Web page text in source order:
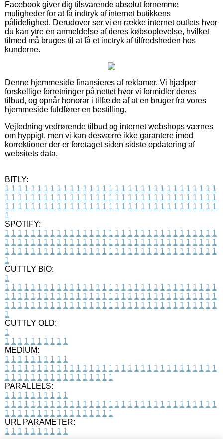
Facebook giver dig tilsvarende absolut fornemme
muligheder for at få indtryk af internet butikkens
pålidelighed. Derudover ser vi en række internet outlets hvor
du kan ytre en anmeldelse af deres købsoplevelse, hvilket
tilmed må bruges til at få et indtryk af tilfredsheden hos
kunderne.
Denne hjemmeside finansieres af reklamer. Vi hjælper
forskellige forretninger på nettet hvor vi formidler deres
tilbud, og opnår honorar i tilfælde af at en bruger fra vores
hjemmeside fuldfører en bestilling.
Vejledning vedrørende tilbud og internet webshops værnes
om hyppigt, men vi kan desværre ikke garantere imod
korrektioner der er foretaget siden sidste opdatering af
websitets data.
BITLY:
1 1 1 1 1 1 1 1 1 1 1 1 1 1 1 1 1 1 1 1 1 1 1 1 1 1 1 1 1 1 1 1 1
1 1 1 1 1 1 1 1 1 1 1 1 1 1 1 1 1 1 1 1 1 1 1 1 1 1 1 1 1 1 1 1 1
1 1 1 1 1 1 1 1 1 1 1 1 1 1 1 1 1 1 1 1 1 1 1 1 1 1 1 1 1 1 1 1 1
1
SPOTIFY:
1 1 1 1 1 1 1 1 1 1 1 1 1 1 1 1 1 1 1 1 1 1 1 1 1 1 1 1 1 1 1 1 1
1 1 1 1 1 1 1 1 1 1 1 1 1 1 1 1 1 1 1 1 1 1 1 1 1 1 1 1 1 1 1 1 1
1 1 1 1 1 1 1 1 1 1 1 1 1 1 1 1 1 1 1 1 1 1 1 1 1 1 1 1 1 1 1 1 1
1
CUTTLY BIO:
1
1 1 1 1 1 1 1 1 1 1 1 1 1 1 1 1 1 1 1 1 1 1 1 1 1 1 1 1 1 1 1 1 1
1 1 1 1 1 1 1 1 1 1 1 1 1 1 1 1 1 1 1 1 1 1 1 1 1 1 1 1 1 1 1 1 1
1 1 1 1 1 1 1 1 1 1 1 1 1 1 1 1 1 1 1 1 1 1 1 1 1 1 1 1 1 1 1 1 1
1
CUTTLY OLD:
1
1 1 1 1 1 1 1 1 1 1
MEDIUM:
1 1 1 1 1 1 1 1 1 1
1 1 1 1 1 1 1 1 1 1 1 1 1 1 1 1 1 1 1 1 1 1 1 1 1 1 1 1 1 1 1 1 1
1 1 1 1 1 1 1 1 1 1 1 1 1 1 1 1 1
PARALLELS:
1 1 1 1 1 1 1 1 1 1
1 1 1 1 1 1 1 1 1 1 1 1 1 1 1 1 1 1 1 1 1 1 1 1 1 1 1 1 1 1 1 1 1
1 1 1 1 1 1 1 1 1 1 1 1 1 1 1 1 1
URL PARAMETER:
1 1 1 1 1 1 1 1 1 1